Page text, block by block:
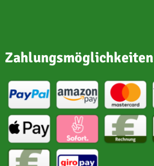
Zahlungsmöglichkeiten